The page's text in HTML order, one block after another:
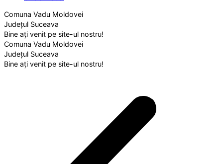
Comuna Vadu Moldovei
Județul Suceava
Bine ați venit pe site-ul nostru!
Comuna Vadu Moldovei
Județul Suceava
Bine ați venit pe site-ul nostru!